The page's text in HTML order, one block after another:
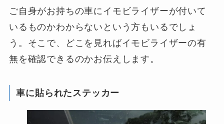
ご自身がお持ちの車にイモビライザーが付いて
いるものかわからないという方もいるでしょ
う。そこで、どこを見ればイモビライザーの有
無を確認できるのかお伝えします。
車に貼られたステッカー